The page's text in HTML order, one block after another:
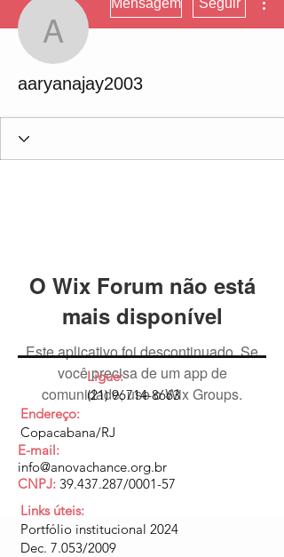
aaryanajay2003
Mensagem Seguir
aaryanajay2003
O Wix Forum não está
mais disponível
Este aplicativo foi descontinuado. Se
você precisa de um app de
comunidade, use o Wix Groups.
Ligue:
(21) 96714-8663
Endereço:
Copacabana/RJ
E-mail:
info@anovachance.org.br
CNPJ: 39.437.287/0001-57
Links úteis:
Portfólio institucional 2024
Dec. 7.053/2009